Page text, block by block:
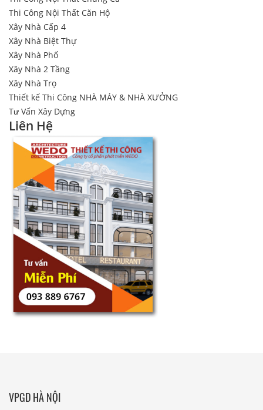
Thi Công Nội Thất Căn Hộ
Xây Nhà Cấp 4
Xây Nhà Biệt Thự
Xây Nhà Phố
Xây Nhà 2 Tầng
Xây Nhà Trọ
Thiết kế Thi Công NHÀ MÁY & NHÀ XƯỞNG
Tư Vấn Xây Dựng
Liên Hệ
VPGD HÀ NỘI